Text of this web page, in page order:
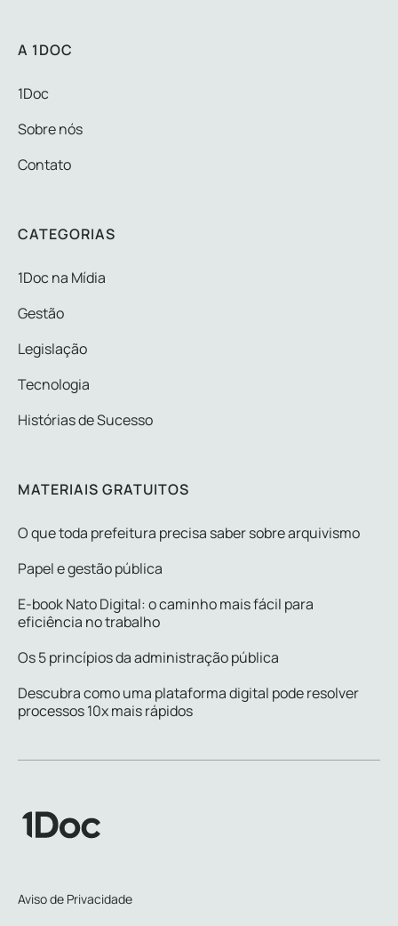
A 1DOC
1Doc
Sobre nós
Contato
CATEGORIAS
1Doc na Mídia
Gestão
Legislação
Tecnologia
Histórias de Sucesso
MATERIAIS GRATUITOS
O que toda prefeitura precisa saber sobre arquivismo
Papel e gestão pública
E-book Nato Digital: o caminho mais fácil para
eficiência no trabalho
Os 5 princípios da administração pública
Descubra como uma plataforma digital pode resolver
processos 10x mais rápidos
Aviso de Privacidade